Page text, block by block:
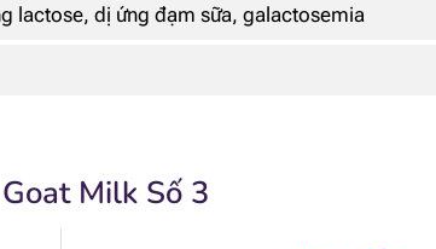
lactose, dị ứng đạm sữa, galactosemia
Milk Số 3